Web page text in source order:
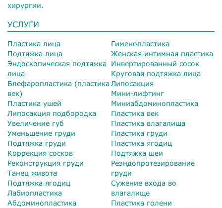
хирургии.
УСЛУГИ
Пластика лица
Подтяжка лица
Эндоскопическая подтяжка
лица
Блефаропластика (пластика
век)
Пластика ушей
Липосакция подбородка
Увеличение губ
Уменьшение груди
Подтяжка груди
Коррекция сосков
Реконструкция груди
Танец живота
Подтяжка ягодиц
Лабиопластика
Абдоминопластика
Гименопластика
Женская интимная пластика
Инвертированный сосок
Круговая подтяжка лица
Липосакция
Мини-лифтинг
Миниабдоминопластика
Пластика век
Пластика влагалища
Пластика груди
Пластика ягодиц
Подтяжка шеи
Реэндопротезирование
груди
Сужение входа во
влагалище
Пластика голени